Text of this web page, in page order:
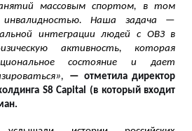
массовым спортом, в том
Наша задача —
интеграции людей с ОВЗ в
активность, которая
состояние и дает
», — отметила директор
S8 Capital (в который входит